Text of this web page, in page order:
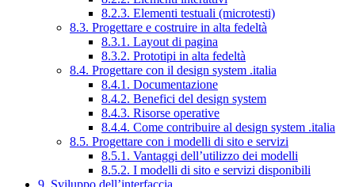
8.2.3. Elementi testuali (microtesti)
8.3. Progettare e costruire in alta fedeltà
8.3.1. Layout di pagina
8.3.2. Prototipi in alta fedeltà
8.4. Progettare con il design system .italia
8.4.1. Documentazione
8.4.2. Benefici del design system
8.4.3. Risorse operative
8.4.4. Come contribuire al design system .italia
8.5. Progettare con i modelli di sito e servizi
8.5.1. Vantaggi dell’utilizzo dei modelli
8.5.2. I modelli di sito e servizi disponibili
9. Sviluppo dell’interfaccia